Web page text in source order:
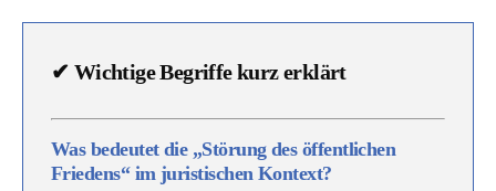
✔ Wichtige Begriffe kurz erklärt
Was bedeutet die „Störung des öffentlichen
Friedens“ im juristischen Kontext?